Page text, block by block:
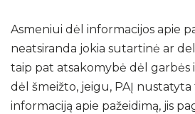
Asmeniui dėl informacijos apie
neatsiranda jokia sutartinė ar
taip pat atsakomybė dėl garbės
dėl šmeižto, jeigu, PAĮ
informaciją apie pažeidimą, jis